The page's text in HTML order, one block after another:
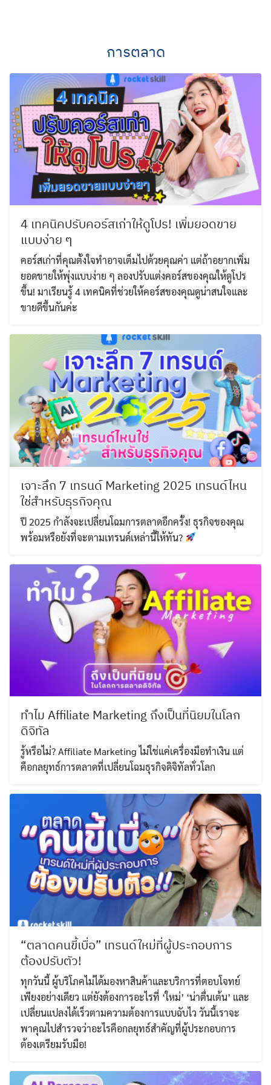
การตลาด
4 เทคนิคปรับคอร์สเก่าให้ดูโปร! เพิ่มยอดขาย
แบบง่าย ๆ
คอร์สเก่าที่คุณตั้งใจทำอาจเต็มไปด้วยคุณค่า แต่ถ้าอยากเพิ่ม
ยอดขายให้พุ่งแบบง่าย ๆ ลองปรับแต่งคอร์สของคุณให้ดูโปร
ขึ้น! มาเรียนรู้ 4 เทคนิคที่ช่วยให้คอร์สของคุณดูน่าสนใจและ
ขายดีขึ้นกันค่ะ
เจาะลึก 7 เทรนด์ Marketing 2025 เทรนด์ไหน
ใช่สำหรับธุรกิจคุณ
ปี 2025 กำลังจะเปลี่ยนโฉมการตลาดอีกครั้ง! ธุรกิจของคุณ
พร้อมหรือยังที่จะตามเทรนด์เหล่านี้ให้ทัน?
ทำไม Affiliate Marketing ถึงเป็นที่นิยมในโลก
ดิจิทัล
รู้หรือไม่? Affiliate Marketing ไม่ใช่แค่เครื่องมือทำเงิน แต่
คือกลยุทธ์การตลาดที่เปลี่ยนโฉมธุรกิจดิจิทัลทั่วโลก
“ตลาดคนขี้เบื่อ” เทรนด์ใหม่ที่ผู้ประกอบการ
ต้องปรับตัว!
ทุกวันนี้ ผู้บริโภคไม่ได้มองหาสินค้าและบริการที่ตอบโจทย์
เพียงอย่างเดียว แต่ยังต้องการอะไรที่ ‘ใหม่’ ‘น่าตื่นเต้น’ และ
เปลี่ยนแปลงได้เร็วตามความต้องการแบบฉับไว วันนี้เราจะ
พาคุณไปสำรวจว่าอะไรคือกลยุทธ์สำคัญที่ผู้ประกอบการ
ต้องเตรียมรับมือ!